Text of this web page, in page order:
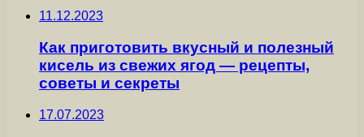
11.12.2023
Как приготовить вкусный и полезный
кисель из свежих ягод — рецепты,
советы и секреты
17.07.2023